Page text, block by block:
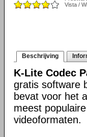
Vista /
Beschrijving
K-Lite Codec
gratis software
bevat voor het
meest
videoformaten.